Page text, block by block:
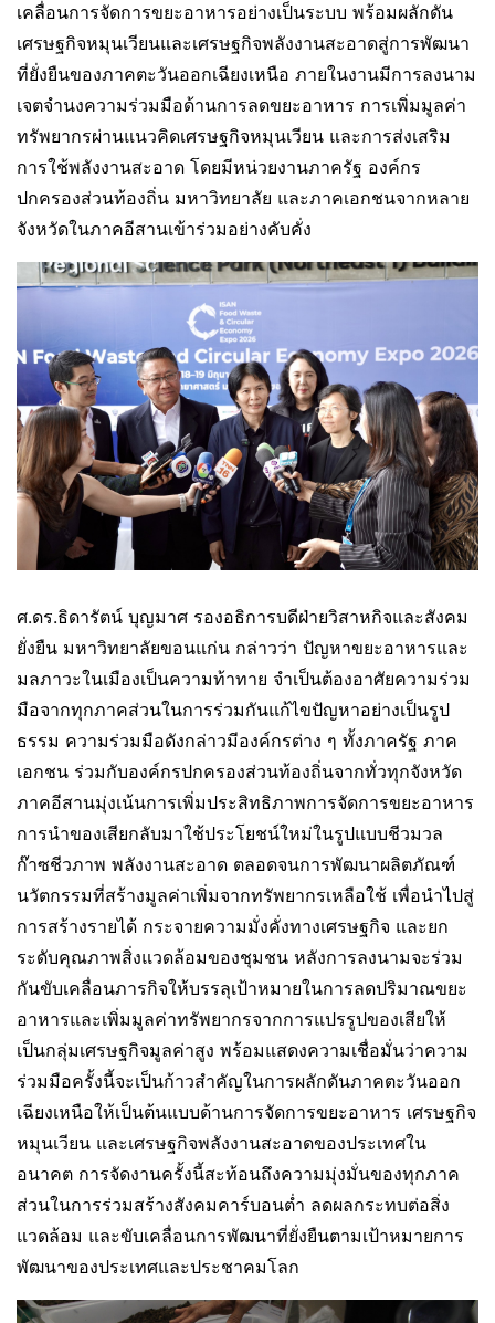
เคลื่อนการจัดการขยะอาหารอย่างเป็นระบบ พร้อมผลักดัน
เศรษฐกิจหมุนเวียนและเศรษฐกิจพลังงานสะอาดสู่การพัฒนา
ที่ยั่งยืนของภาคตะวันออกเฉียงเหนือ ภายในงานมีการลงนาม
เจตจำนงความร่วมมือด้านการลดขยะอาหาร การเพิ่มมูลค่า
ทรัพยากรผ่านแนวคิดเศรษฐกิจหมุนเวียน และการส่งเสริม
การใช้พลังงานสะอาด โดยมีหน่วยงานภาครัฐ องค์กร
ปกครองส่วนท้องถิ่น มหาวิทยาลัย และภาคเอกชนจากหลาย
จังหวัดในภาคอีสานเข้าร่วมอย่างคับคั่ง
ศ.ดร.ธิดารัตน์ บุญมาศ รองอธิการบดีฝ่ายวิสาหกิจและสังคม
ยั่งยืน มหาวิทยาลัยขอนแก่น กล่าวว่า ปัญหาขยะอาหารและ
มลภาวะในเมืองเป็นความท้าทาย จำเป็นต้องอาศัยความร่วม
มือจากทุกภาคส่วนในการร่วมกันแก้ไขปัญหาอย่างเป็นรูป
ธรรม ความร่วมมือดังกล่าวมีองค์กรต่าง ๆ ทั้งภาครัฐ ภาค
เอกชน ร่วมกับองค์กรปกครองส่วนท้องถิ่นจากทั่วทุกจังหวัด
ภาคอีสานมุ่งเน้นการเพิ่มประสิทธิภาพการจัดการขยะอาหาร
การนำของเสียกลับมาใช้ประโยชน์ใหม่ในรูปแบบชีวมวล
ก๊าซชีวภาพ พลังงานสะอาด ตลอดจนการพัฒนาผลิตภัณฑ์
นวัตกรรมที่สร้างมูลค่าเพิ่มจากทรัพยากรเหลือใช้ เพื่อนำไปสู่
การสร้างรายได้ กระจายความมั่งคั่งทางเศรษฐกิจ และยก
ระดับคุณภาพสิ่งแวดล้อมของชุมชน หลังการลงนามจะร่วม
กันขับเคลื่อนภารกิจให้บรรลุเป้าหมายในการลดปริมาณขยะ
อาหารและเพิ่มมูลค่าทรัพยากรจากการแปรรูปของเสียให้
เป็นกลุ่มเศรษฐกิจมูลค่าสูง พร้อมแสดงความเชื่อมั่นว่าความ
ร่วมมือครั้งนี้จะเป็นก้าวสำคัญในการผลักดันภาคตะวันออก
เฉียงเหนือให้เป็นต้นแบบด้านการจัดการขยะอาหาร เศรษฐกิจ
หมุนเวียน และเศรษฐกิจพลังงานสะอาดของประเทศใน
อนาคต การจัดงานครั้งนี้สะท้อนถึงความมุ่งมั่นของทุกภาค
ส่วนในการร่วมสร้างสังคมคาร์บอนต่ำ ลดผลกระทบต่อสิ่ง
แวดล้อม และขับเคลื่อนการพัฒนาที่ยั่งยืนตามเป้าหมายการ
พัฒนาของประเทศและประชาคมโลก